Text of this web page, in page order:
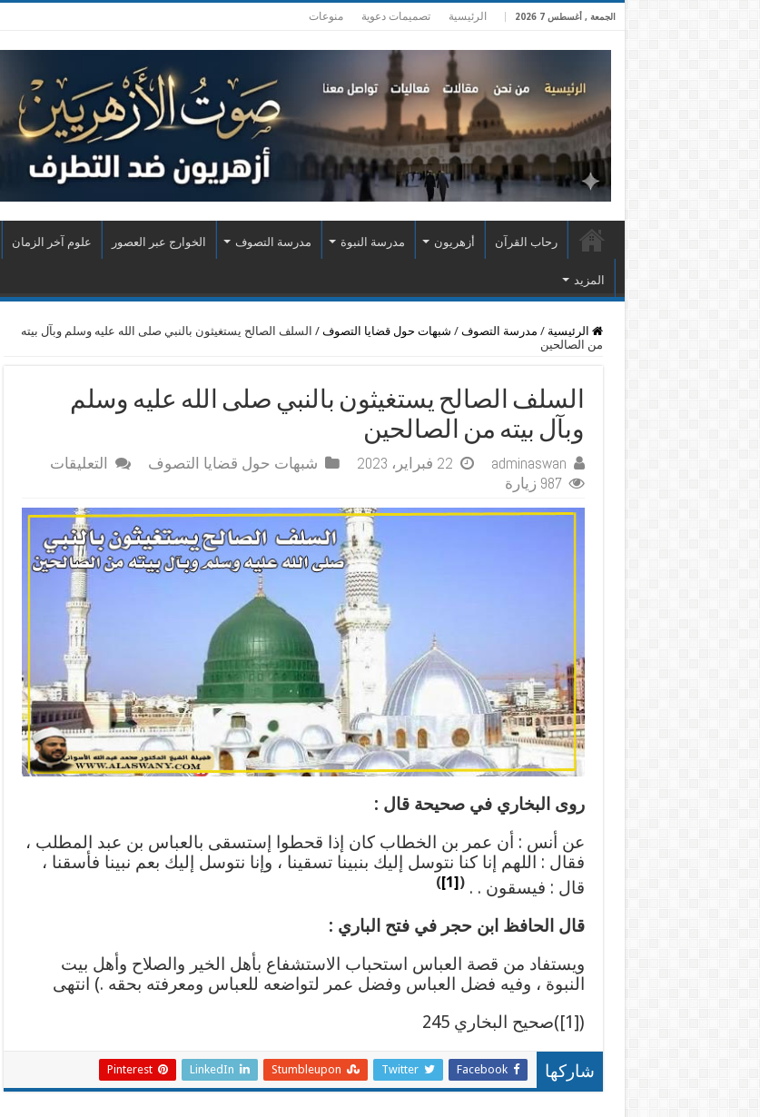
الجمعة , أغسطس 7 2026 الرئيسية تصميمات دعوية منوعات
رحاب القرآن أزهريون مدرسة النبوة مدرسة التصوف الخوارج عبر العصور علوم آخر الزمان
المزيد
الرئيسية / مدرسة التصوف / شبهات حول قضايا التصوف / السلف الصالح يستغيثون بالنبي صلى الله عليه وسلم وبآل بيته
من الصالحين
السلف الصالح يستغيثون بالنبي صلى الله عليه وسلم
وبآل بيته من الصالحين
adminaswan 22 فبراير، 2023 شبهات حول قضايا التصوف التعليقات
يستغيثون
بالنبي
صلى
من
الصالحين
مغلقة
987 زيارة
روى البخاري في صحيحة قال :
عن أنس : أن عمر بن الخطاب كان إذا قحطوا إستسقى بالعباس بن عبد المطلب ،
فقال : اللهم إنا كنا نتوسل إليك بنبينا تسقينا ، وإنا نتوسل إليك بعم نبينا فأسقنا ،
قال : فيسقون . .(
[1]
)
قال الحافظ ابن حجر في فتح الباري :
ويستفاد من قصة العباس استحباب الاستشفاع بأهل الخير والصلاح وأهل بيت
النبوة ، وفيه فضل العباس وفضل عمر لتواضعه للعباس ومعرفته بحقه .) انتهى
([1])صحيح البخاري 245
شاركها Facebook
Twitter
Stumbleupon
LinkedIn
Pinterest